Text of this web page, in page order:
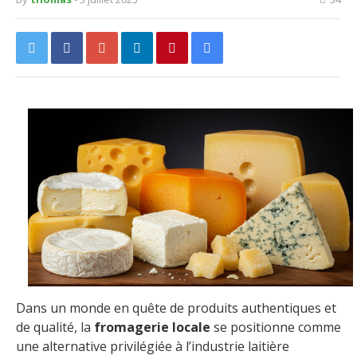
Dans un monde en quête de produits authentiques et
de qualité, la fromagerie locale se positionne comme
une alternative privilégiée à l’industrie laitière